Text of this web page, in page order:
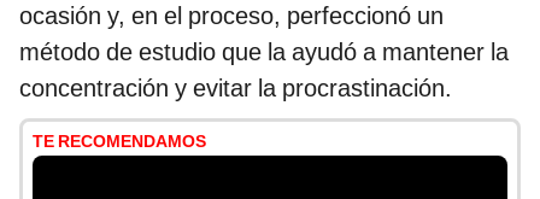
ocasión y, en el proceso, perfeccionó un
método de estudio que la ayudó a mantener la
concentración y evitar la procrastinación.
TE RECOMENDAMOS